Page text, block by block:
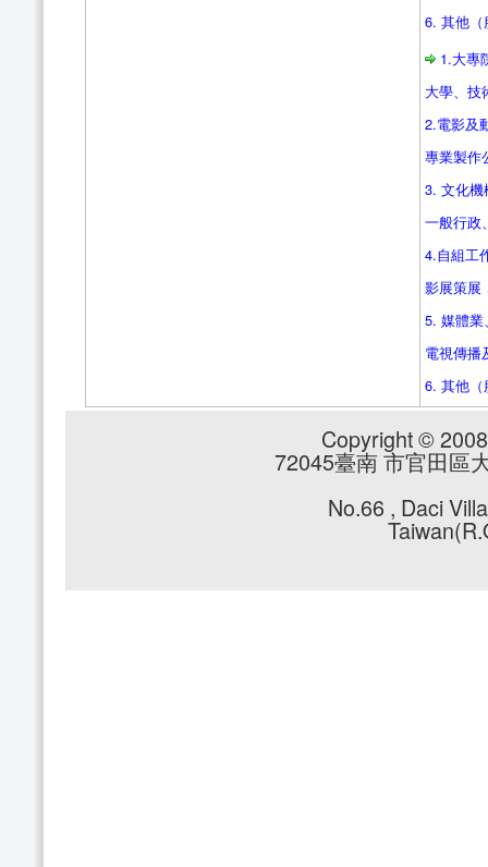
6. 其他（
1.大專
大學、技
2.電影及
專業製作
3. 文化機
一般行政
4.自組工
影展策展
5. 媒體業
電視傳播
6. 其他（
Copyright ©
72045臺南 市官田區
No.66 , Daci